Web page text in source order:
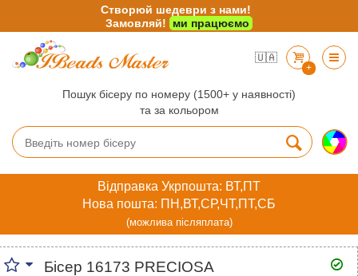
🇺🇦
+
Пошук бісеру по номеру (1500+ у наявності)
та за кольором
Відправка Укрпошта: ВТ,ПТ
Нова пошта: ПН,ВТ,СР,ЧТ,ПТ,СБ
(можлива післяплата)
Бісер 16173 PRECIOSA
Створюй шедеври з нами!
Замовляй!
ми працюємо